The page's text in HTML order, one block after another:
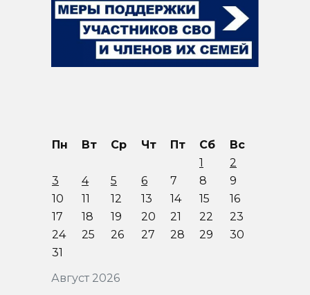
Август 2026
Пн Вт Ср Чт Пт Сб
Вс
1
2
3
4 5 6 7 8
9
10
11 12 13 14 15
16
17
18 19 20 21 22
23
24
25 26 27 28 29
30
31